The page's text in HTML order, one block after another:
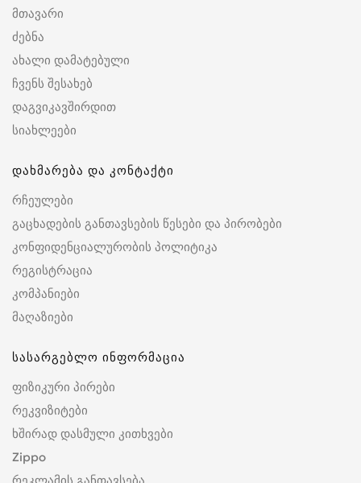
მთავარი
ძებნა
ახალი დამატებული
ჩვენს შესახებ
დაგვიკავშირდით
სიახლეები
დახმარება და კონტაქტი
რჩეულები
გაცხადების განთავსების წესები და პირობები
კონფიდენციალურობის პოლიტიკა
რეგისტრაცია
კომპანიები
მაღაზიები
სასარგებლო ინფორმაცია
ფიზიკური პირები
რეკვიზიტები
ხშირად დასმული კითხვები
Zippo